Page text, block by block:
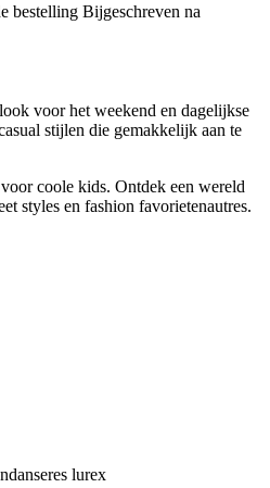
bestelling Bijgeschreven na
voor het weekend en dagelijkse
stijlen die gemakkelijk aan te
coole kids. Ontdek een wereld
styles en fashion favorietenautres.
lurex